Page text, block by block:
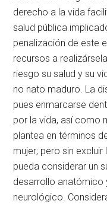
derecho a la vida
salud pública
penalización de este
recursos a
riesgo su salud y su
no nato maduro. La
pues enmarcarse
por la vida, así como
plantea en términos
mujer; pero sin
pueda considerar un
desarrollo anatómico
neurológico.